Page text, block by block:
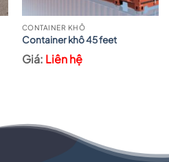
CONTAINER KHÔ
Container khô 45 feet
Liên hệ